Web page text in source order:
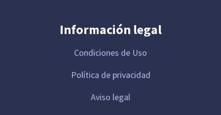
Información legal
Condiciones de Uso
Política de privacidad
Aviso legal